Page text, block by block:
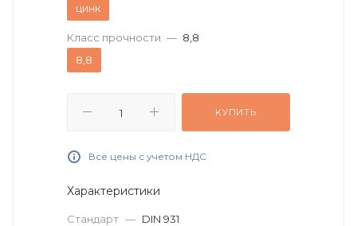
цинк
Класс прочности — 8,8
8,8
КУПИТЬ
Все цены с учетом НДС
Характеристики
Стандарт — DIN 931